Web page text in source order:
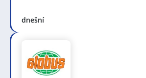
dnešní